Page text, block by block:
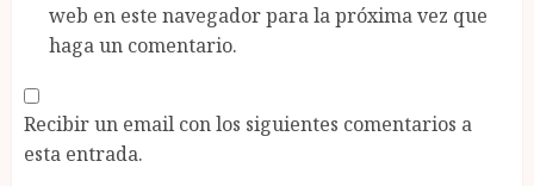
web en este navegador para la próxima vez que
haga un comentario.
Recibir un email con los siguientes comentarios a
esta entrada.